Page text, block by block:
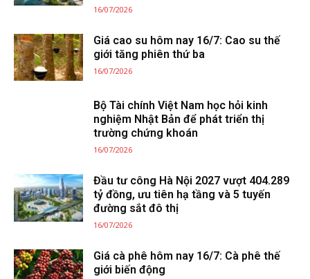
16/07/2026
Giá cao su hôm nay 16/7: Cao su thế
giới tăng phiên thứ ba
16/07/2026
Bộ Tài chính Việt Nam học hỏi kinh
nghiệm Nhật Bản để phát triển thị
trường chứng khoán
16/07/2026
Đầu tư công Hà Nội 2027 vượt 404.289
tỷ đồng, ưu tiên hạ tầng và 5 tuyến
đường sắt đô thị
16/07/2026
Giá cà phê hôm nay 16/7: Cà phê thế
giới biến động